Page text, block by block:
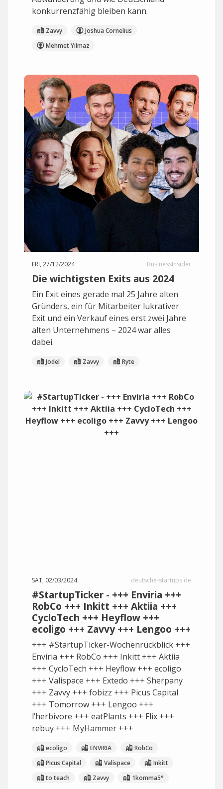
konkurrenzfähig bleiben kann.
Zavvy
Joshua Cornelius
Mehmet Yilmaz
FRI, 27/12/2024 BusinessInsider
Die wichtigsten Exits aus 2024
Ein Exit eines gerade mal 25 Jahre alten
Gründers, ein für Mitarbeiter lukrativer
Exit und ein Verkauf eines erst zwei Jahre
alten Unternehmens – 2024 war alles
dabei.
Jodel Zavvy Ryte
SAT, 02/03/2024 deutsche-startups.de
#StartupTicker - +++ Enviria +++
RobCo +++ Inkitt +++ Aktiia +++
CycloTech +++ Heyflow +++
ecoligo +++ Zavvy +++ Lengoo +++
+++ #StartupTicker-Wochenrückblick +++
Enviria +++ RobCo +++ Inkitt +++ Aktiia
+++ CycloTech +++ Heyflow +++ ecoligo
+++ Valispace +++ Extedo +++ Sherpany
+++ Zavvy +++ fobizz +++ Picus Capital
+++ Tomorrow +++ Lengoo +++
l’herbivore +++ eatPlants +++ Flix +++
rebuy +++ MyHammer +++
ecoligo ENVIRIA
RobCo
Picus Capital
Valispace
Inkitt
to teach
Zavvy 1komma5°